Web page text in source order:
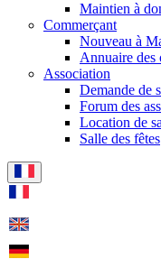
Maintien à
Commerçant
Nouveau à
Annuaire des
Association
Demande de
Forum des
Location de
Salle des fêtes